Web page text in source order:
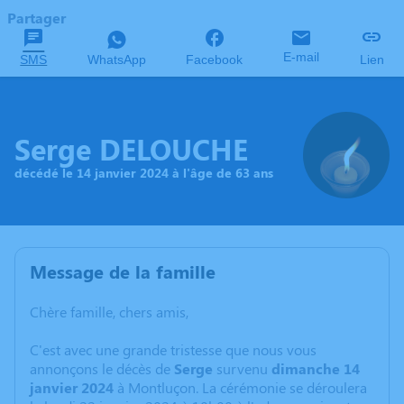
Partager
SMS WhatsApp Facebook E-mail Lien
Serge DELOUCHE
décédé le 14 janvier 2024 à l'âge de 63 ans
Message de la famille
Chère famille, chers amis,
C'est avec une grande tristesse que nous vous
annonçons le décès de Serge survenu dimanche 14
janvier 2024 à Montluçon. La cérémonie se déroulera